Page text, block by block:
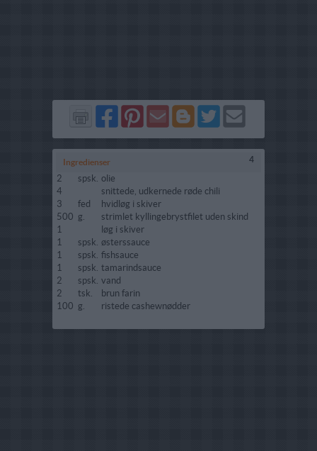
Del
på
Facebook
Del
på
Pinterest
Send
via
GMail
Del
på
Blogger
Del
på
Twitter
Send
Ingredienser 4
2 spsk. olie
4
snittede, udkernede røde chili
3
fed
hvidløg i skiver
500 g.
strimlet kyllingebrystfilet uden skind
1
løg i skiver
1
spsk. østerssauce
1
spsk. fishsauce
1
spsk. tamarindsauce
2
spsk. vand
2
tsk.
brun farin
100 g. ristede cashewnødder